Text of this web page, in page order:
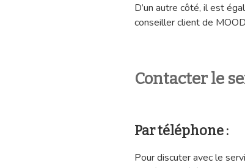
D’un autre côté, il est
conseiller client de
Contacter le
Par téléphone :
Pour discuter avec le